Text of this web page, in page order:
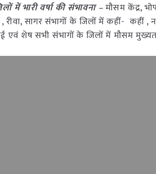
में भारी वर्षा की संभावना –मौसम केंद्र,
सागर संभागों के जिलों में कहीं- कहीं ,
शेष सभी संभागों के जिलों में मौसम